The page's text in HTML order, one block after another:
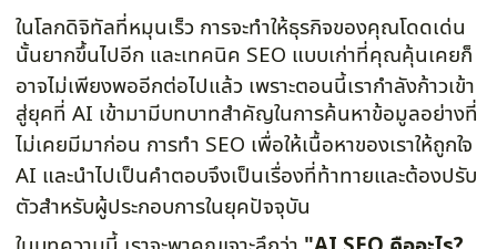
ในโลกดิจิทัลที่หมุนเร็ว การจะทำให้ธุรกิจของคุณโดดเด่น
นั้นยากขึ้นไปอีก และเทคนิค SEO แบบเก่าที่คุณคุ้นเคยก็
อาจไม่เพียงพออีกต่อไปแล้ว เพราะตอนนี้เรากำลังก้าวเข้า
สู่ยุคที่ AI เข้ามามีบทบาทสำคัญในการค้นหาข้อมูลอย่างที่
ไม่เคยมีมาก่อน การทำ SEO เพื่อให้เนื้อหาของเราให้ถูกใจ
AI และนำไปเป็นคำตอบจึงเป็นเรื่องที่ท้าทายและต้องปรับ
ตัวสำหรับผู้ประกอบการในยุคปัจจุบัน